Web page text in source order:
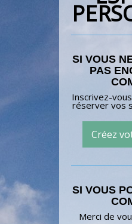
SI VOUS
PAS
Inscrivez-
réserver vos
Créez
SI VOUS
Merci de